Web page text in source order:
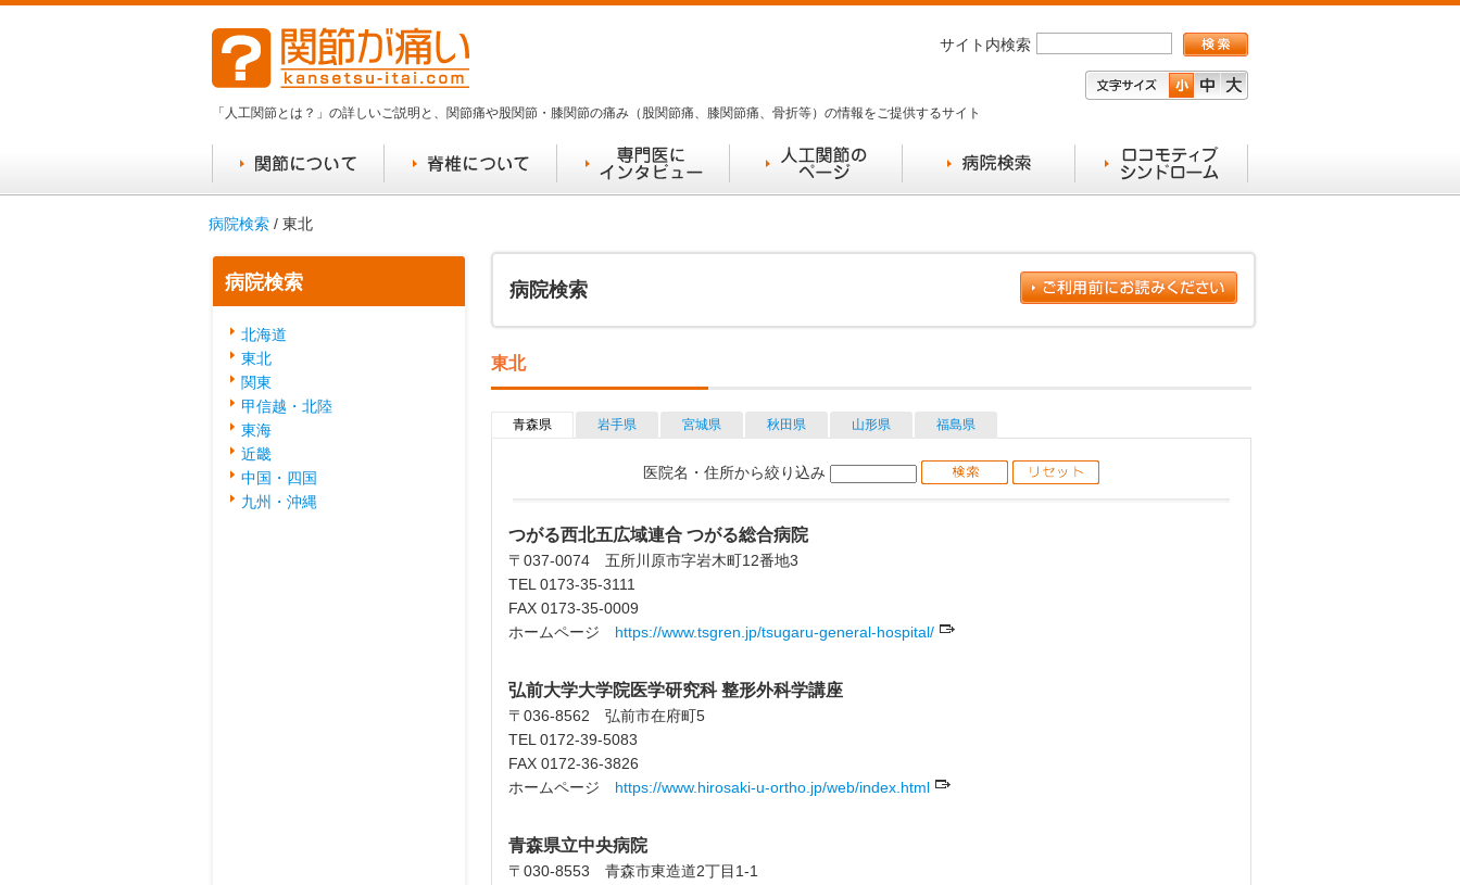
「人工関節とは？」の詳しいご説明と、関節痛や股関節・膝関節の痛み（股関節痛、膝関節痛、骨折等）の情報をご提供するサイト
サイト内検索
病院検索 / 東北
病院検索
東北
青森県 岩手県 宮城県 秋田県 山形県 福島県
医院名・住所から絞り込み
つがる西北五広域連合 つがる総合病院
〒037-0074 五所川原市字岩木町12番地3
TEL 0173-35-3111
FAX 0173-35-0009
ホームページ
https://www.tsgren.jp/tsugaru-general-hospital/
弘前大学大学院医学研究科 整形外科学講座
〒036-8562 弘前市在府町5
TEL 0172-39-5083
FAX 0172-36-3826
ホームページ
https://www.hirosaki-u-ortho.jp/web/index.html
青森県立中央病院
〒030-8553 青森市東造道2丁目1-1
病院検索
北海道
東北
関東
甲信越・北陸
東海
近畿
中国・四国
九州・沖縄